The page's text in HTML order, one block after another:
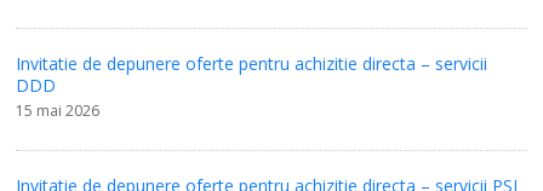
Invitatie de depunere oferte pentru achizitie directa – servicii
DDD
15 mai 2026
Invitatie de depunere oferte pentru achizitie directa – servicii PSI